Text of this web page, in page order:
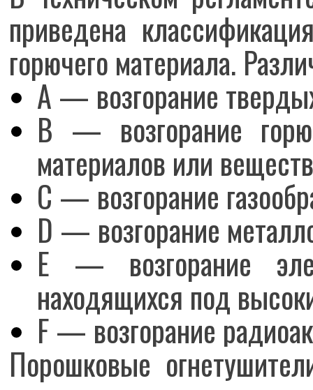
приведена
горючего материала.
А — возгорание
В — возгорание
материалов или
С — возгорание
D — возгорание
Е — возгорание
находящихся под
F — возгорание
Порошковые